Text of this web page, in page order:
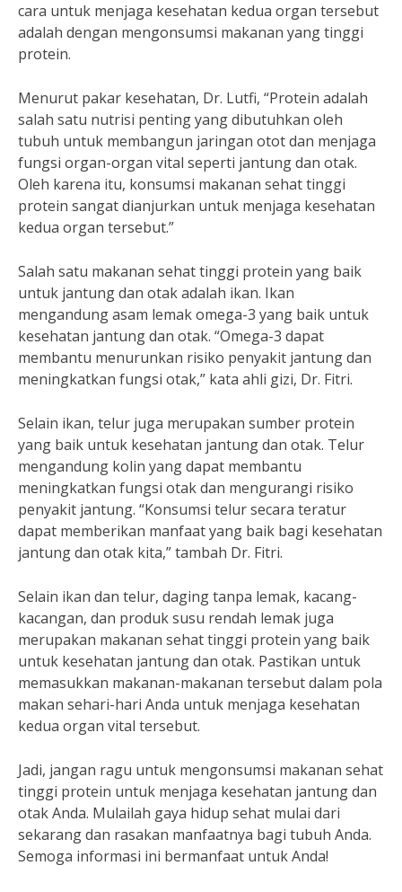
cara untuk menjaga kesehatan kedua organ tersebut
adalah dengan mengonsumsi makanan yang tinggi
protein.
Menurut pakar kesehatan, Dr. Lutfi, “Protein adalah
salah satu nutrisi penting yang dibutuhkan oleh
tubuh untuk membangun jaringan otot dan menjaga
fungsi organ-organ vital seperti jantung dan otak.
Oleh karena itu, konsumsi makanan sehat tinggi
protein sangat dianjurkan untuk menjaga kesehatan
kedua organ tersebut.”
Salah satu makanan sehat tinggi protein yang baik
untuk jantung dan otak adalah ikan. Ikan
mengandung asam lemak omega-3 yang baik untuk
kesehatan jantung dan otak. “Omega-3 dapat
membantu menurunkan risiko penyakit jantung dan
meningkatkan fungsi otak,” kata ahli gizi, Dr. Fitri.
Selain ikan, telur juga merupakan sumber protein
yang baik untuk kesehatan jantung dan otak. Telur
mengandung kolin yang dapat membantu
meningkatkan fungsi otak dan mengurangi risiko
penyakit jantung. “Konsumsi telur secara teratur
dapat memberikan manfaat yang baik bagi kesehatan
jantung dan otak kita,” tambah Dr. Fitri.
Selain ikan dan telur, daging tanpa lemak, kacang-
kacangan, dan produk susu rendah lemak juga
merupakan makanan sehat tinggi protein yang baik
untuk kesehatan jantung dan otak. Pastikan untuk
memasukkan makanan-makanan tersebut dalam pola
makan sehari-hari Anda untuk menjaga kesehatan
kedua organ vital tersebut.
Jadi, jangan ragu untuk mengonsumsi makanan sehat
tinggi protein untuk menjaga kesehatan jantung dan
otak Anda. Mulailah gaya hidup sehat mulai dari
sekarang dan rasakan manfaatnya bagi tubuh Anda.
Semoga informasi ini bermanfaat untuk Anda!